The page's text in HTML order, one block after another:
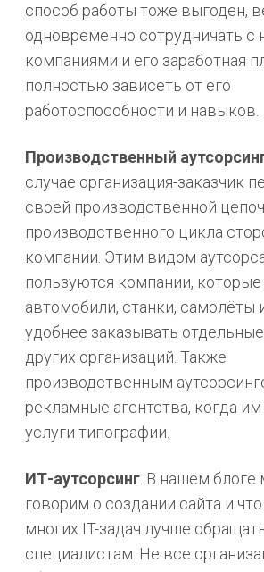
способ работы тоже выгоден,
одновременно сотрудничать с
компаниями и его заработная
полностью зависеть от его
работоспособности и навыков.
Производственный
случае организация-заказчик
своей производственной
производственного цикла
компании. Этим видом
пользуются компании,
автомобили, станки, самолёты
удобнее заказывать
других организаций. Также
производственным
рекламные агентства, когда
услуги типографии.
ИТ-аутсорсинг. В нашем блоге
говорим о создании сайта и
многих IT-задач лучше
специалистам. Не все